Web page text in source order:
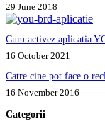
29 June 2018
Cum activez aplicatia
16 October 2021
Catre cine pot face o
16 November 2016
Categorii